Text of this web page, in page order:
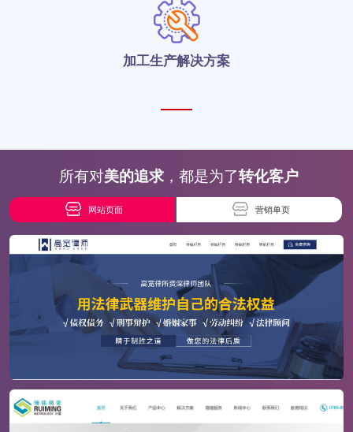
加工生产解决方案
所有对美的追求 ，都是为了转化客户
网站页面 营销单页